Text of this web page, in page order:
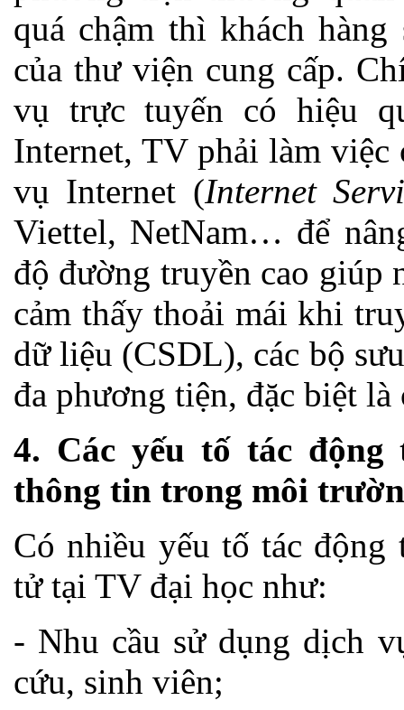
quá chậm thì khách
của thư viện cung cấp.
vụ trực tuyến có hiệu
Internet, TV phải làm việc
vụ Internet (Internet
Viettel, NetNam… để
độ đường truyền cao giúp
cảm thấy thoải mái khi
dữ liệu (CSDL), các bộ
đa phương tiện, đặc biệt
4. Các yếu tố tác
thông tin trong môi
Có nhiều yếu tố tác
tử tại TV đại học như:
- Nhu cầu sử dụng dịch
cứu, sinh viên;